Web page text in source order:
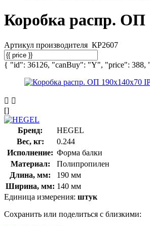
Коробка распр. ОП
Артикул производителя КР2607
{ "id": 36126, "canBuy": "Y", "price": 388,
[]
Бренд:
HEGEL
Вес, кг:
0.244
Исполнение: Форма балки
Материал:
Полипропилен
Длина, мм:
190 мм
Ширина, мм: 140 мм
Единица измерения: штук
Сохранить или поделиться с близкими: